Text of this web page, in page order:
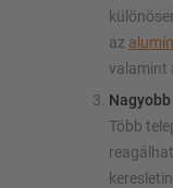
az
valamint
Több